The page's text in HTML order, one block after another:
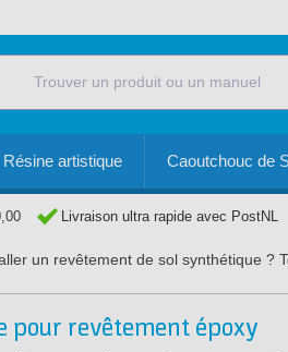
Résine artistique Caoutchouc de
Livraison ultra rapide avec PostNL
un revêtement de sol synthétique ?
pour revêtement époxy